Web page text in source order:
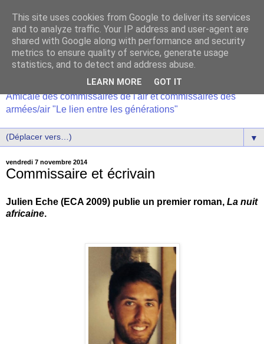
Amicale des commissaires de l'air et commissaires des
armées/air "Le lien entre les générations"
▼
vendredi 7 novembre 2014
Commissaire et écrivain
Julien Eche (ECA 2009) publie un premier roman, La nuit
africaine.
This site uses cookies from Google to deliver its services
and to analyze traffic. Your IP address and user-agent are
shared with Google along with performance and security
metrics to ensure quality of service, generate usage
statistics, and to detect and address abuse.
LEARN MORE GOT IT